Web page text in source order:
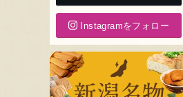
Instagramをフォロー